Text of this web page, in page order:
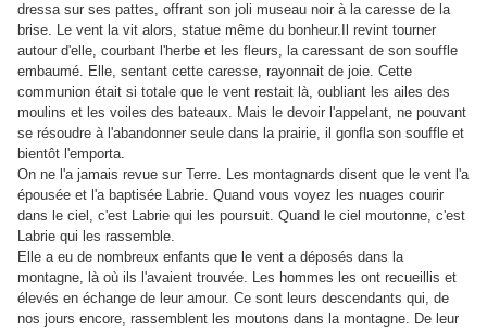
dressa sur ses pattes, offrant son joli museau noir à la caresse de la
brise. Le vent la vit alors, statue même du bonheur.Il revint tourner
autour d'elle, courbant l'herbe et les fleurs, la caressant de son souffle
embaumé. Elle, sentant cette caresse, rayonnait de joie. Cette
communion était si totale que le vent restait là, oubliant les ailes des
moulins et les voiles des bateaux. Mais le devoir l'appelant, ne pouvant
se résoudre à l'abandonner seule dans la prairie, il gonfla son souffle et
bientôt l'emporta.
On ne l'a jamais revue sur Terre. Les montagnards disent que le vent l'a
épousée et l'a baptisée Labrie. Quand vous voyez les nuages courir
dans le ciel, c'est Labrie qui les poursuit. Quand le ciel moutonne, c'est
Labrie qui les rassemble.
Elle a eu de nombreux enfants que le vent a déposés dans la
montagne, là où ils l'avaient trouvée. Les hommes les ont recueillis et
élevés en échange de leur amour. Ce sont leurs descendants qui, de
nos jours encore, rassemblent les moutons dans la montagne. De leur